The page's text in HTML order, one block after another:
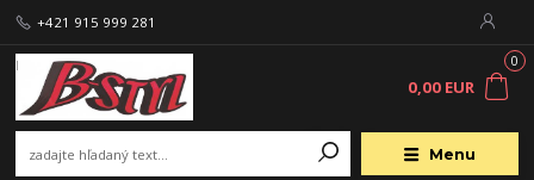
Menu
+421 915 999 281
0
0,00 EUR